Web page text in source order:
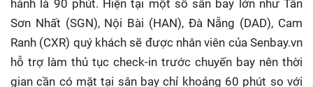
hành là 90 phút. Hiện tại một số sân bay lớn như Tân
Sơn Nhất (SGN), Nội Bài (HAN), Đà Nẵng (DAD), Cam
Ranh (CXR) quý khách sẽ được nhân viên của Senbay.vn
hỗ trợ làm thủ tục check-in trước chuyến bay nên thời
gian cần có mặt tại sân bay chỉ khoảng 60 phút so với